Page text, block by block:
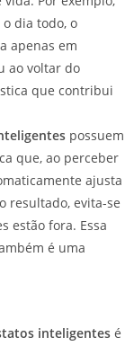
dia todo, o
apenas em
ao voltar do
que contribui
possuem
que, ao perceber
ajusta
resultado, evita-se
estão fora. Essa
é uma
inteligentes é